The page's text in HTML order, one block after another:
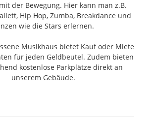
der Bewegung. Hier kann man z.B.
Hip Hop, Zumba, Breakdance und
wie die Stars erlernen.
Musikhaus bietet Kauf oder Miete
für jeden Geldbeutel. Zudem bieten
kostenlose Parkplätze direkt an
unserem Gebäude.